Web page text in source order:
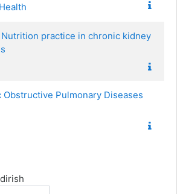
practice in chronic kidney
Obstructive Pulmonary Diseases